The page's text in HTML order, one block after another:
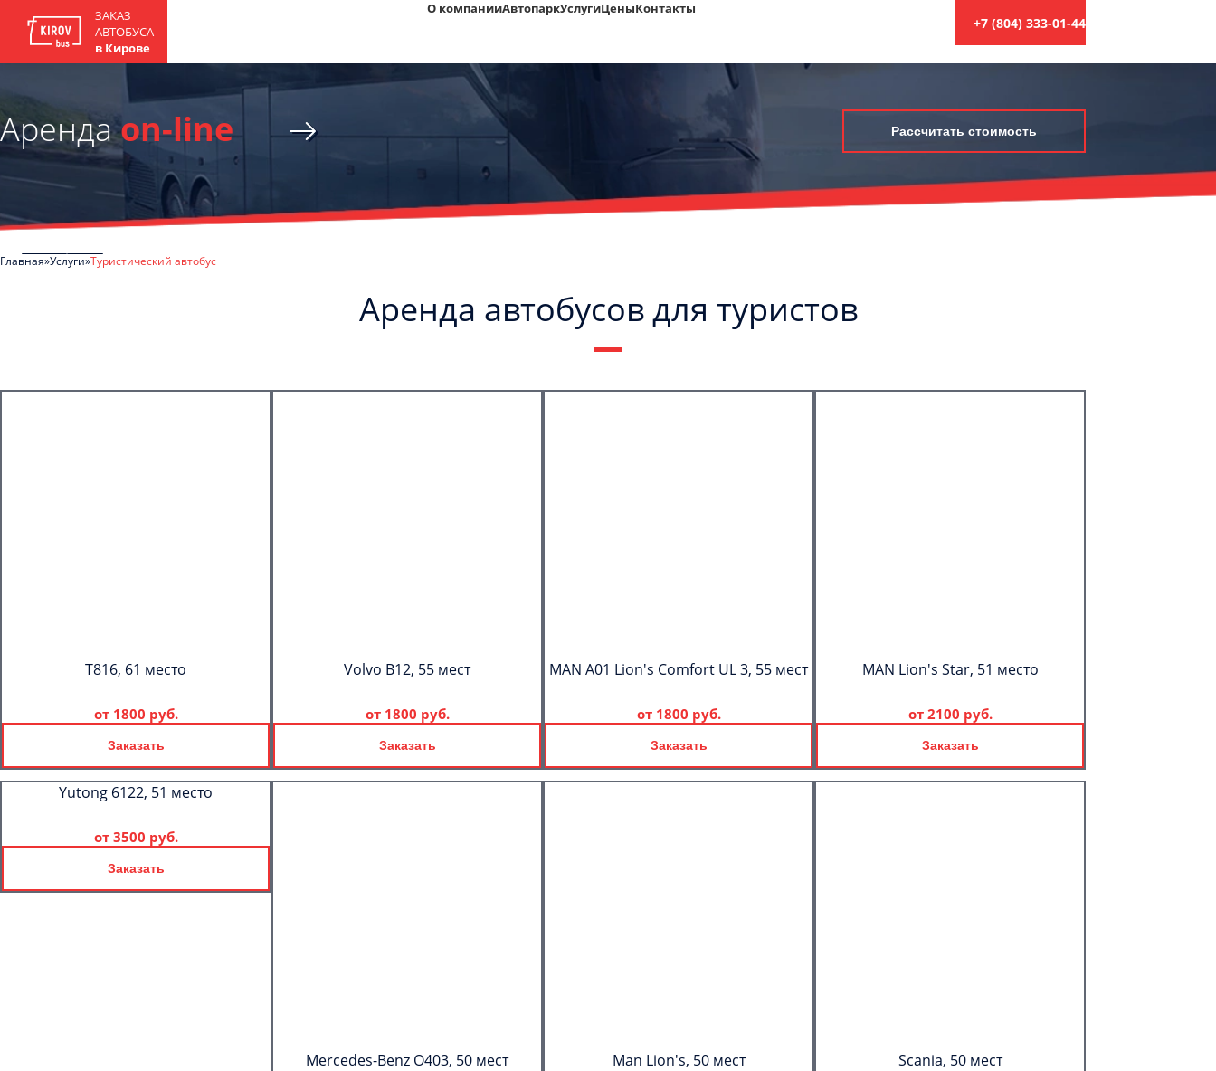
ЗАКАЗ
АВТОБУСА
в Кирове
О компанииАвтопаркУслугиЦеныКонтакты
+7 (804) 333-01-44
Арендаon-line Рассчитать стоимость
Главная Услуги Туристический автобус
Аренда автобусов для туристов
T816, 61 место
от 1800 руб.
Заказать
Volvo B12, 55 мест
от 1800 руб.
Заказать
MAN A01 Lion's Comfort UL 3, 55 мест
от 1800 руб.
Заказать
MAN Lion's Star, 51 место
от 2100 руб.
Заказать
Yutong 6122, 51 место
от 3500 руб.
Заказать
Mercedes-Benz О403, 50 мест Man Lion's, 50 мест Scania, 50 мест